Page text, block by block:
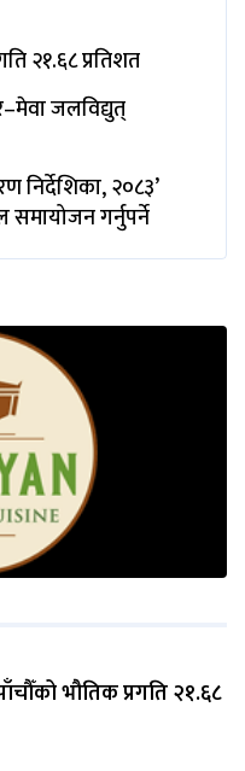
२१.६८ प्रतिशत
जलविद्युत्
निर्देशिका, २०८३’
गर्नुपर्ने
भौतिक प्रगति २१.६८